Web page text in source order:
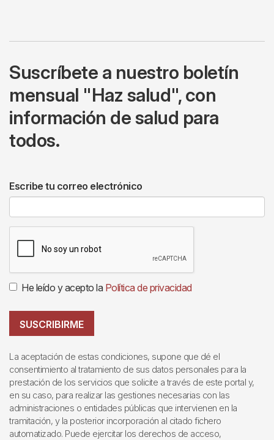
Suscríbete a nuestro boletín
mensual "Haz salud", con
información de salud para
todos.
Escribe tu correo electrónico
He leído y acepto la Política de privacidad
SUSCRIBIRME
La aceptación de estas condiciones, supone que dé el
consentimiento al tratamiento de sus datos personales para la
prestación de los servicios que solicite a través de este portal y,
en su caso, para realizar las gestiones necesarias con las
administraciones o entidades públicas que intervienen en la
tramitación, y la posterior incorporación al citado fichero
automatizado. Puede ejercitar los derechos de acceso,